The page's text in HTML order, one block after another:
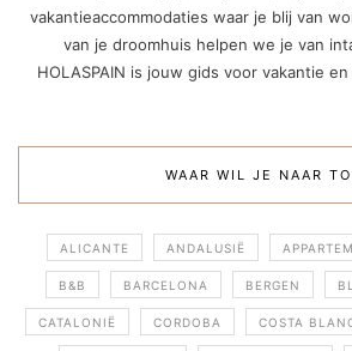
vakantieaccommodaties waar je blij van
van je droomhuis helpen we je van
HOLASPAIN is jouw gids voor vakantie
WAAR WIL JE NAAR
ALICANTE ANDALUSIË
B&B BARCELONA BERGEN
CATALONIË CORDOBA COSTA